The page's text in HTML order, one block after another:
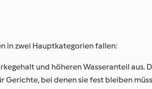
in zwei Hauptkategorien fallen:
und höheren Wasseranteil aus.
bei denen sie fest bleiben